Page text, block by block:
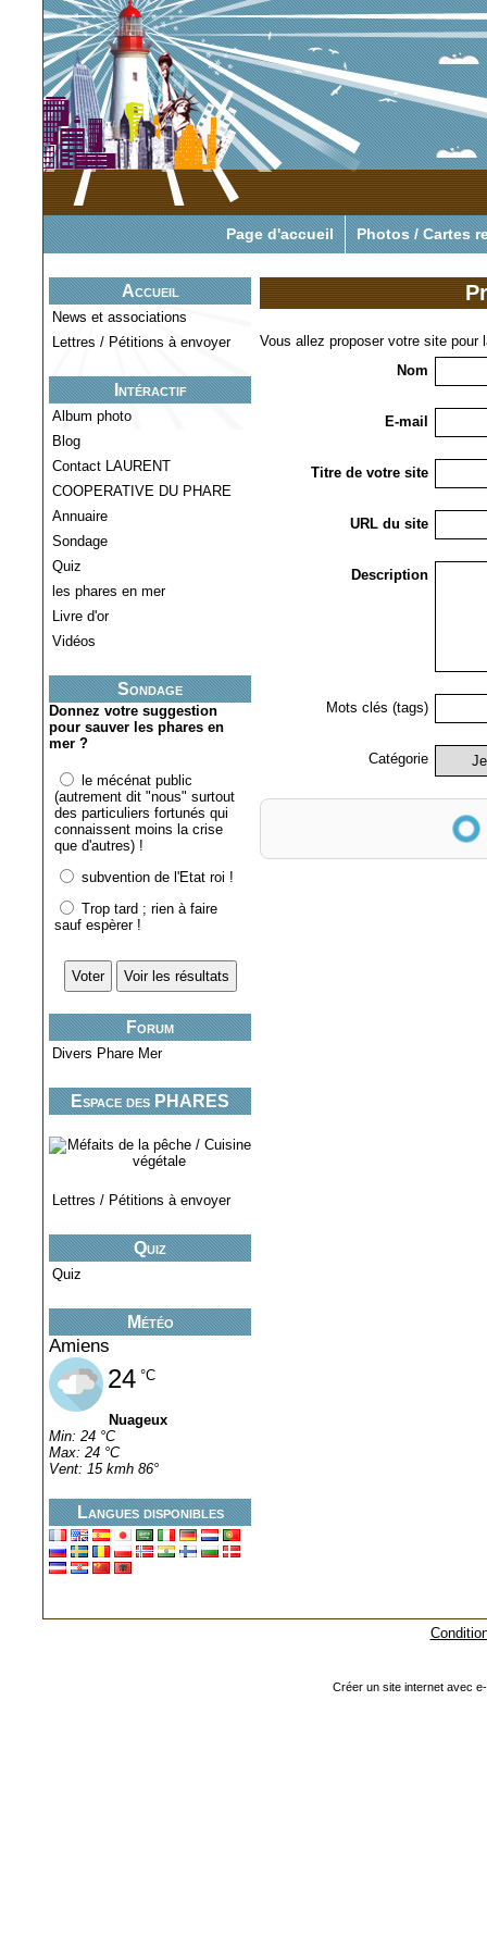
Pour tout savoir
Page d'accueil Photos / Cartes
Accueil
News et associations
Lettres / Pétitions à envoyer
Intéractif
Album photo
Blog
Contact LAURENT
COOPERATIVE DU PHARE
Annuaire
Sondage
Quiz
les phares en mer
Livre d'or
Vidéos
Sondage
Donnez votre suggestion
pour sauver les phares en
mer ?
le mécénat public
(autrement dit "nous" surtout
des particuliers fortunés qui
connaissent moins la crise
que d'autres) !
subvention de l'Etat roi !
Trop tard ; rien à faire
sauf espèrer !
Forum
Divers Phare Mer
Espace des PHARES
Lettres / Pétitions à envoyer
Quiz
Quiz
Météo
Amiens
24 °C
Nuageux
Min: 24 °C
Max: 24 °C
Vent: 15 kmh 86°
Langues disponibles
Vous allez proposer votre site pour
Nom
E-mail
Titre de votre site
URL du site
Description
Mots clés (tags)
Catégorie
Créer un site internet avec